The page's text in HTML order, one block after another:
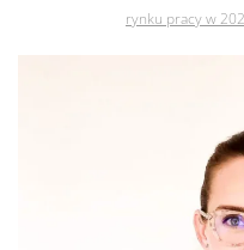
rynku pracy w